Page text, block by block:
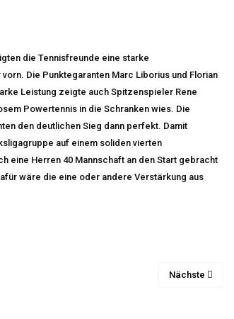
die Tennisfreunde eine starke
Die Punktegaranten Marc Liborius und Florian
Leistung zeigte auch Spitzenspieler Rene
Powertennis in die Schranken wies. Die
den deutlichen Sieg dann perfekt. Damit
auf einem soliden vierten
eine Herren 40 Mannschaft an den Start gebracht
wäre die eine oder andere Verstärkung aus
Nächste